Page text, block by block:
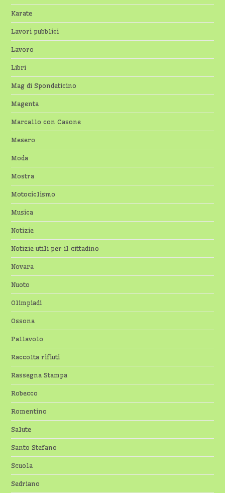
Karate
Lavori pubblici
Lavoro
Libri
Mag di Spondeticino
Magenta
Marcallo con Casone
Mesero
Moda
Mostra
Motociclismo
Musica
Notizie
Notizie utili per il cittadino
Novara
Nuoto
Olimpiadi
Ossona
Pallavolo
Raccolta rifiuti
Rassegna Stampa
Robecco
Romentino
Salute
Santo Stefano
Scuola
Sedriano